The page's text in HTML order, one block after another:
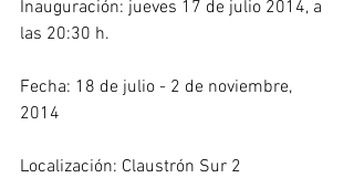
Inauguración: jueves 17 de julio 2014, a
las 20:30 h.
Fecha: 18 de julio - 2 de noviembre,
2014
Localización: Claustrón Sur 2